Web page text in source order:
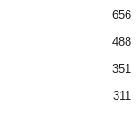
656
488
351
311